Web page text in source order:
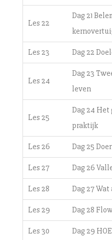
Les 22
Dag 21
Les 23 Dag 22
Les 24
Dag 23
leven
Les 25
Dag 24
praktijk
Les 26 Dag 25
Les 27 Dag 26
Les 28 Dag 27
Les 29 Dag 28
Les 30 Dag 29